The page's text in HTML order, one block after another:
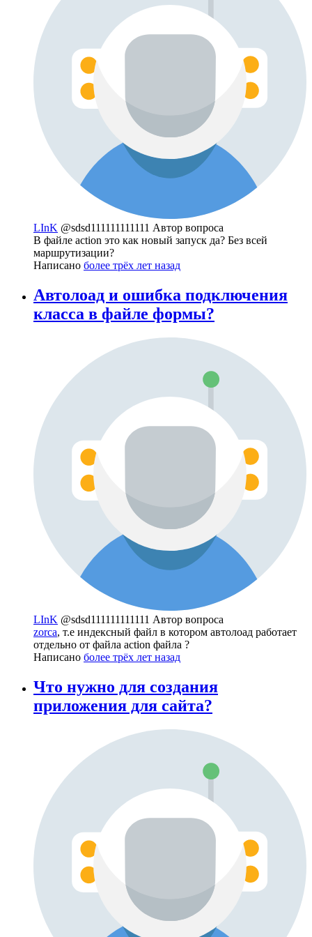
LInK @sdsd111111111111 Автор вопроса
В файле action это как новый запуск да? Без всей
маршрутизации?
Написано более трёх лет назад
Автолоад и ошибка подключения
класса в файле формы?
LInK @sdsd111111111111 Автор вопроса
zorca, т.е индексный файл в котором автолоад работает
отдельно от файла action файла ?
Написано более трёх лет назад
Что нужно для создания
приложения для сайта?